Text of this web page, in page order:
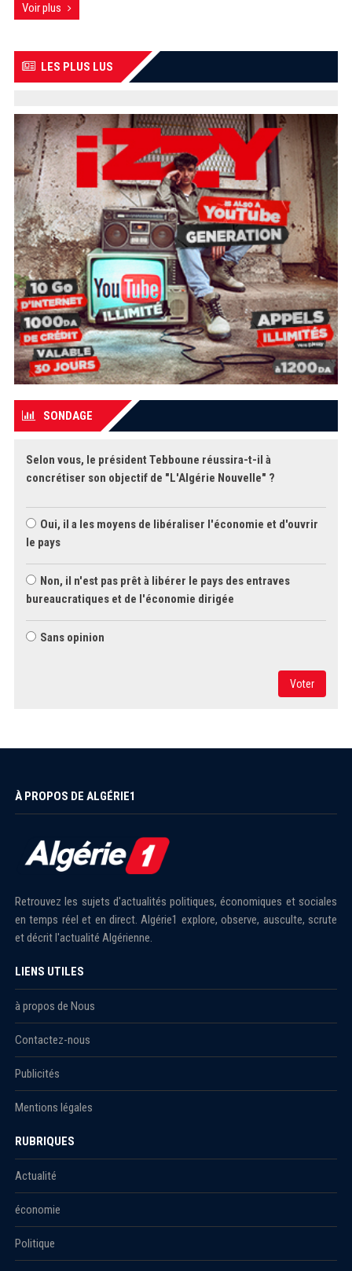
Voir plus
LES PLUS LUS
SONDAGE
Selon vous, le président Tebboune réussira-t-il à
concrétiser son objectif de "L'Algérie Nouvelle" ?
Oui, il a les moyens de libéraliser l'économie et d'ouvrir
le pays
Non, il n'est pas prêt à libérer le pays des entraves
bureaucratiques et de l'économie dirigée
Sans opinion
Voter
À PROPOS DE ALGÉRIE1
Retrouvez les sujets d'actualités politiques, économiques et sociales
en temps réel et en direct. Algérie1 explore, observe, ausculte, scrute
et décrit l'actualité Algérienne.
LIENS UTILES
à propos de Nous
Contactez-nous
Publicités
Mentions légales
RUBRIQUES
Actualité
économie
Politique